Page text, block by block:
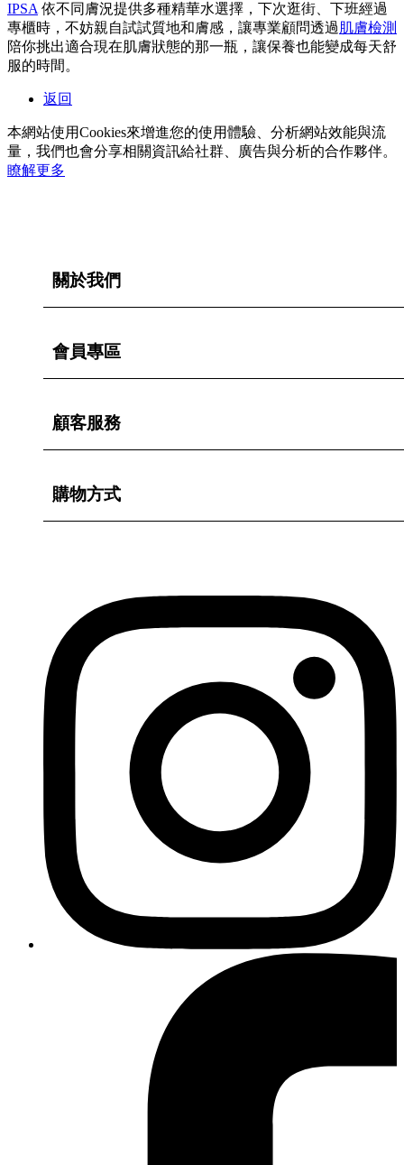
IPSA 依不同膚況提供多種精華水選擇，下次逛街、下班經過
專櫃時，不妨親自試試質地和膚感，讓專業顧問透過肌膚檢測
陪你挑出適合現在肌膚狀態的那一瓶，讓保養也能變成每天舒
服的時間。
返回
本網站使用Cookies來增進您的使用體驗、分析網站效能與流
量，我們也會分享相關資訊給社群、廣告與分析的合作夥伴。
瞭解更多
關於我們
會員專區
顧客服務
購物方式